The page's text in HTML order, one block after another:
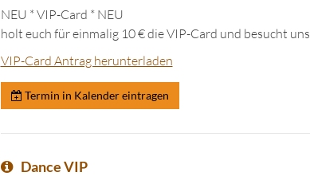
NEU * VIP-Card * NEU
holt euch für einmalig 10 € die VIP-Card und besucht
VIP-Card Antrag herunterladen
Termin in Kalender eintragen
Dance VIP